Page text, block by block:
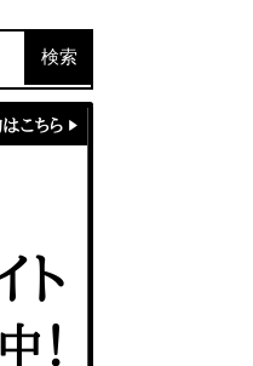
いて
気焚き火台の魅力・気になる
ご紹介
ト泊登山、赤岳〜横岳〜硫黄
サロモンの定番シューズで解
別12選｜目的別の選び方も合
め7選
画マップ「クライミングチャ
ド』の作り方
番怖いのは【17＃自分のキャ
ェアを紹介
最適！サウスフィールドのお
ェアを紹介
最適！サウスフィールドのお
紹介
者向け】
ーニングから中距離レースま
イテムも
たキャンプ道具の行方！【初
介
で揃えよう！種類別で人気ア
本タックルから選び方まで紹介
ック9選
められた想いとは！？おすす
ご紹介Part.1〜ロサンゼルス
教わる！簡単『フルーツシロ
の作り方
教わる！簡単アウトドアスイ
方ベーグル』の作り方
教わる！ピリ辛が後引くうま
験レポ
雪山を堪能してきた
を確認
さと納税でゲット！おすすめ
みた
ナー！3つの理由とおすすめア
店いながらおしゃれキャンプ♪